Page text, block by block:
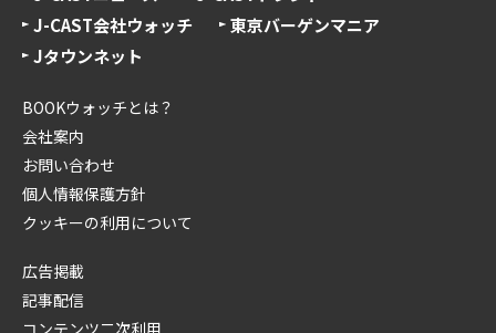
J-CAST会社ウォッチ
東京バーゲンマニア
Jタウンネット
BOOKウォッチとは？
会社案内
お問い合わせ
個人情報保護方針
クッキーの利用について
広告掲載
記事配信
コンテンツ二次利用